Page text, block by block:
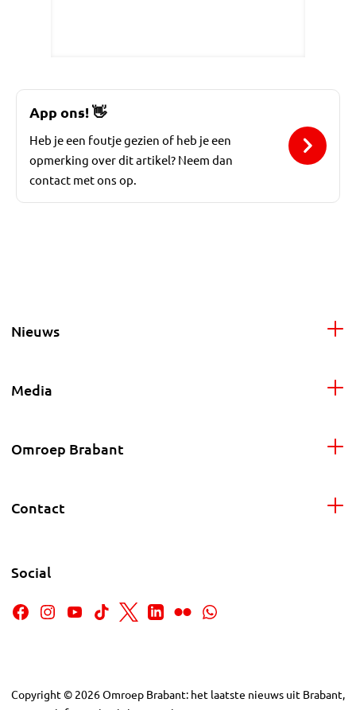
App ons! 👋
Heb je een foutje gezien of heb je een
opmerking over dit artikel? Neem dan
contact met ons op.
Nieuws
Media
Omroep Brabant
Contact
Social
Copyright © 2026Omroep Brabant: het laatste nieuws uit Brabant,